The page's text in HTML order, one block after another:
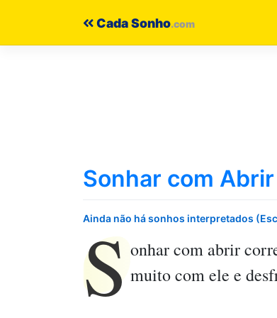
Cada Sonho
Sonhar com
Ainda não há sonhos interpretados
S onhar com abrir
muito com ele e